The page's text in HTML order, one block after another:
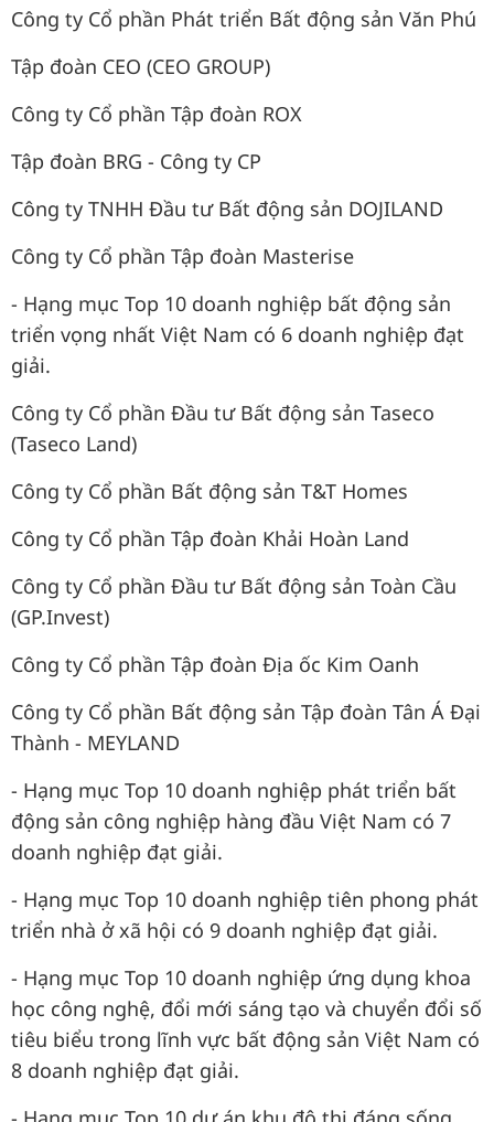
Công ty Cổ phần Phát triển Bất động sản Văn Phú
Tập đoàn CEO (CEO GROUP)
Công ty Cổ phần Tập đoàn ROX
Tập đoàn BRG - Công ty CP
Công ty TNHH Đầu tư Bất động sản DOJILAND
Công ty Cổ phần Tập đoàn Masterise
- Hạng mục Top 10 doanh nghiệp bất động sản
triển vọng nhất Việt Nam có 6 doanh nghiệp đạt
giải.
Công ty Cổ phần Đầu tư Bất động sản Taseco
(Taseco Land)
Công ty Cổ phần Bất động sản T&T Homes
Công ty Cổ phần Tập đoàn Khải Hoàn Land
Công ty Cổ phần Đầu tư Bất động sản Toàn Cầu
(GP.Invest)
Công ty Cổ phần Tập đoàn Địa ốc Kim Oanh
Công ty Cổ phần Bất động sản Tập đoàn Tân Á Đại
Thành - MEYLAND
- Hạng mục Top 10 doanh nghiệp phát triển bất
động sản công nghiệp hàng đầu Việt Nam có 7
doanh nghiệp đạt giải.
- Hạng mục Top 10 doanh nghiệp tiên phong phát
triển nhà ở xã hội có 9 doanh nghiệp đạt giải.
- Hạng mục Top 10 doanh nghiệp ứng dụng khoa
học công nghệ, đổi mới sáng tạo và chuyển đổi số
tiêu biểu trong lĩnh vực bất động sản Việt Nam có
8 doanh nghiệp đạt giải.